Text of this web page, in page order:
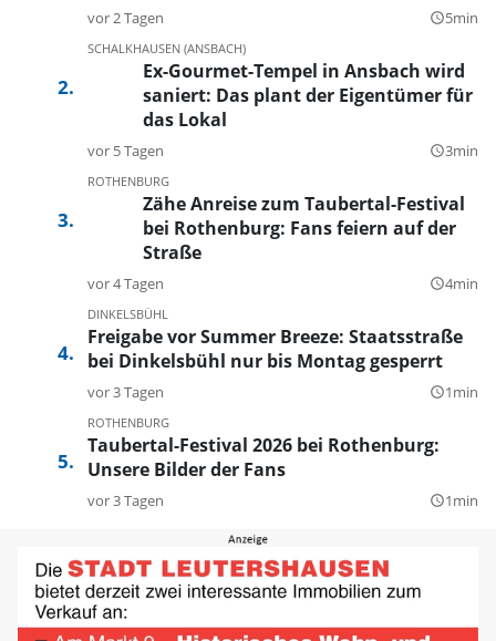
vor 2 Tagen query_builder5min
SCHALKHAUSEN (ANSBACH)
Ex-Gourmet-Tempel in Ansbach wird
saniert: Das plant der Eigentümer für
das Lokal
vor 5 Tagen query_builder3min
ROTHENBURG
Zähe Anreise zum Taubertal-Festival
bei Rothenburg: Fans feiern auf der
Straße
vor 4 Tagen query_builder4min
DINKELSBÜHL
Freigabe vor Summer Breeze: Staatsstraße
bei Dinkelsbühl nur bis Montag gesperrt
vor 3 Tagen query_builder1min
ROTHENBURG
Taubertal-Festival 2026 bei Rothenburg:
Unsere Bilder der Fans
vor 3 Tagen query_builder1min